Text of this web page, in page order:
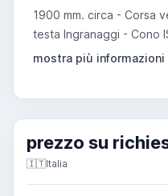
1900 mm. circa - Corsa
testa Ingranaggi - Cono
prezzo su
🇮🇹Italia